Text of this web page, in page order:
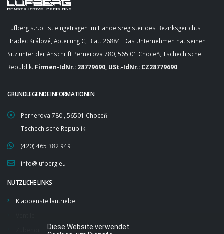
Lufberg s.r.o. ist eingetragen im Handelsregister des Bezirksgerichts
Hradec Králové, Abteilung C, Blatt 26884. Das Unternehmen hat seinen
Sitz unter der Anschrift Pernerova 780, 565 01 Choceň, Tschechische
Republik. Firmen-IdNr.: 28779690, USt.-IdNr.: CZ28779690
GRUNDLEGENDE INFORMATIONEN
Pernerova 780 , 56501 Choceň
Tschechische Republik
(420) 465 382 949
info@lufberg.eu
NÜTZLICHE LINKS
Klappenstellantriebe
Diese Website verwendet